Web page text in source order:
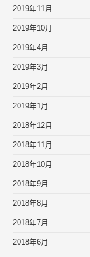
2019年11月
2019年10月
2019年4月
2019年3月
2019年2月
2019年1月
2018年12月
2018年11月
2018年10月
2018年9月
2018年8月
2018年7月
2018年6月